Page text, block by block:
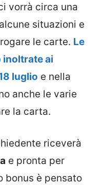
vorrà circa una
situazioni e
le carte. Le
ai
luglio e nella
anche le varie
la carta.
riceverà
e pronta per
bonus è pensato